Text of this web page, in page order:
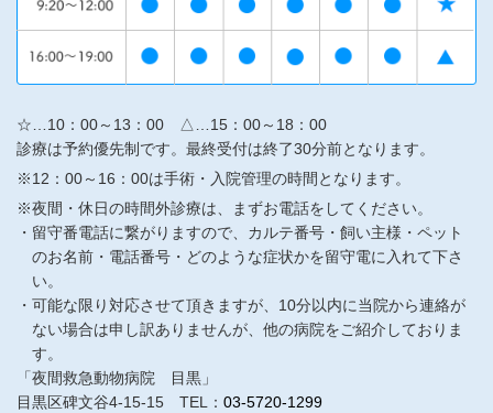
☆…10：00～13：00 △…15：00～18：00
診療は予約優先制です。最終受付は終了30分前となります。
※12：00～16：00は手術・入院管理の時間となります。
※夜間・休日の時間外診療は、まずお電話をしてください。
留守番電話に繋がりますので、カルテ番号・飼い主様・ペット
のお名前・電話番号・どのような症状かを留守電に入れて下さ
い。
可能な限り対応させて頂きますが、10分以内に当院から連絡が
ない場合は申し訳ありませんが、他の病院をご紹介しておりま
す。
「夜間救急動物病院 目黒」
目黒区碑文谷4-15-15 TEL： 03-5720-1299